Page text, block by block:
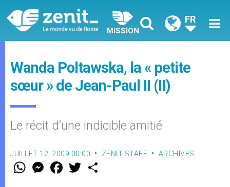
MISSION
FR
Wanda Poltawska, la « petite
sœur » de Jean-Paul II (II)
Le récit d’une indicible amitié
JUILLET 12, 2009 00:00 ZENIT STAFF ARCHIVES
W M
e
F
a w